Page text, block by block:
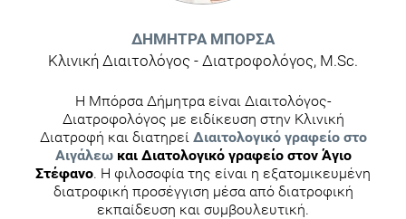
ΔΉΜΗΤΡΑ ΜΠΌΡΣΑ
Κλινική Διαιτολόγος - Διατροφολόγος, M.Sc.
Η Μπόρσα Δήμητρα είναι Διαιτολόγος-
Διατροφολόγος με ειδίκευση στην Κλινική
Διατροφή και διατηρεί Διαιτολογικό γραφείο στο
Αιγάλεωκαι Διατολογικό γραφείο στον Άγιο
Στέφανο. Η φιλοσοφία της είναι η εξατομικευμένη
διατροφική προσέγγιση μέσα από διατροφική
εκπαίδευση και συμβουλευτική.